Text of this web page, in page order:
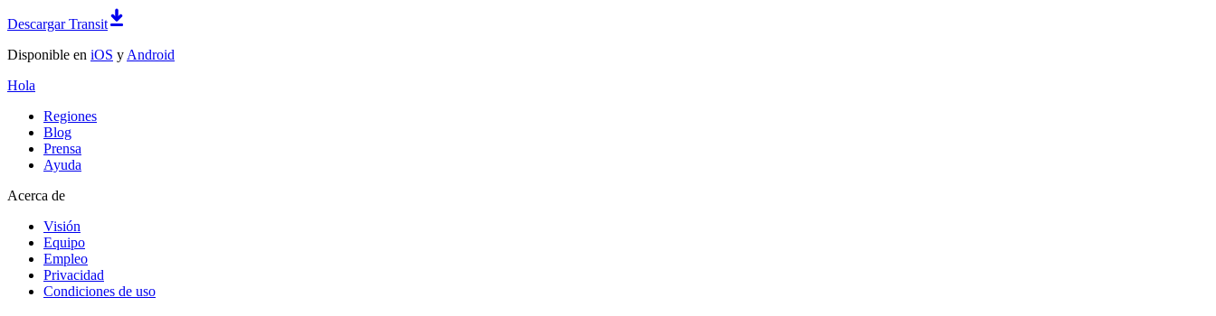
Descargar Transit
Disponible en iOS y Android
Hola
Regiones
Blog
Prensa
Ayuda
Acerca de
Visión
Equipo
Empleo
Privacidad
Condiciones de uso